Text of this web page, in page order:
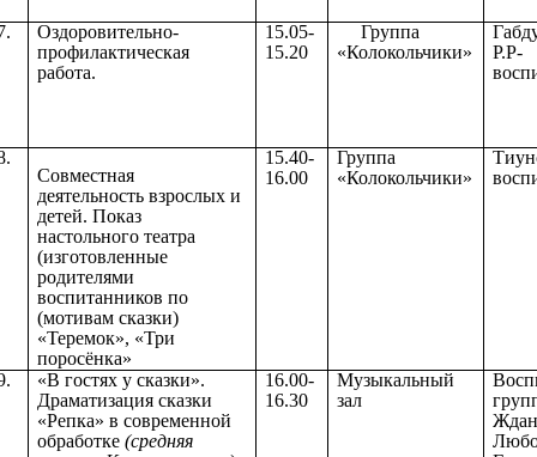
Оздоровительно-
профилактическая
работа.
15.05-
15.20
Группа
«Колокольчики»
Р.Р-
Совместная
деятельность взрослых и
детей. Показ
настольного театра
(изготовленные
родителями
воспитанников по
(мотивам сказки)
«Теремок», «Три
поросёнка»
15.40-
16.00
Группа
«Колокольчики»
«В гостях у сказки».
Драматизация сказки
«Репка» в современной
обработке (средняя
16.00-
16.30
Музыкальный
зал